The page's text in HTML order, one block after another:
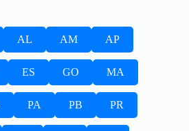
AL AM AP
ES GO MA
PA PB PR